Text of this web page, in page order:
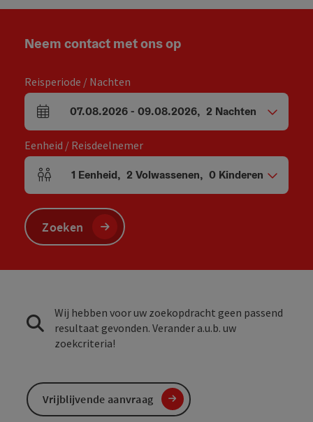
Neem contact met ons op
Reisperiode / Nachten
Velden voor aankomst en vertrek
07.08.2026- 09.08.2026, 2 Nachten
Eenheid / Reisdeelnemer
Aantal eenheden en persoonsvelden
1 Eenheid, 2 Volwassenen, 0 Kinderen
Zoeken
Wij hebben voor uw zoekopdracht geen passend
resultaat gevonden. Verander a.u.b. uw
zoekcriteria!
Vrijblijvende aanvraag